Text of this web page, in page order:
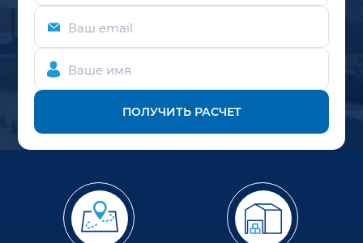
Ваш email
Ваше имя
ПОЛУЧИТЬ РАСЧЕТ